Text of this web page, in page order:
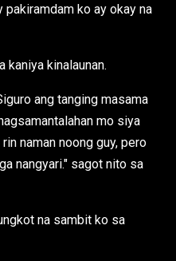
pakiramdam ko ay okay na
kaniya kinalaunan.
ang tanging masama
mo siya
naman noong guy, pero
nangyari." sagot nito sa
na sambit ko sa